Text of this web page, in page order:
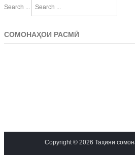
Search ...
СОМОНАҲОИ РАСМӢ
Copyright © 2026 Таҳияи